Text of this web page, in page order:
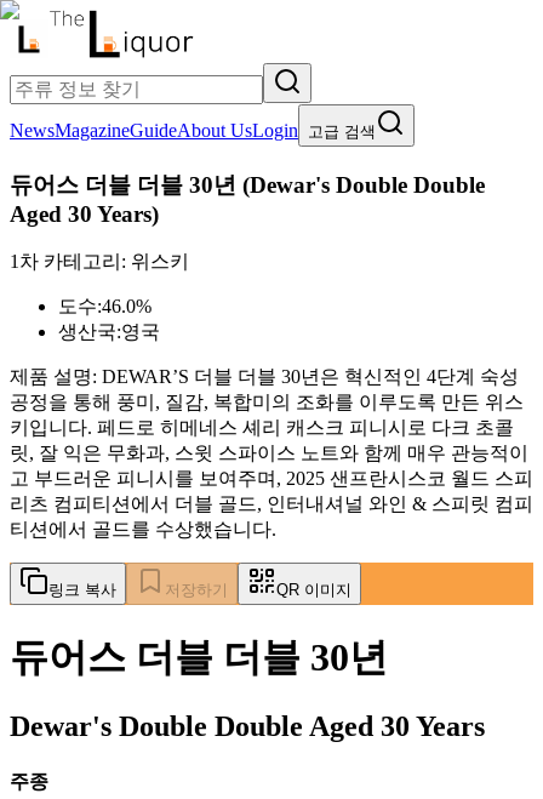
NewsMagazineGuideAbout UsLogin 고급 검색
듀어스 더블 더블 30년 (Dewar's Double Double
Aged 30 Years)
1차 카테고리: 위스키
도수:46.0%
생산국:영국
제품 설명: DEWAR’S 더블 더블 30년은 혁신적인 4단계 숙성
공정을 통해 풍미, 질감, 복합미의 조화를 이루도록 만든 위스
키입니다. 페드로 히메네스 셰리 캐스크 피니시로 다크 초콜
릿, 잘 익은 무화과, 스윗 스파이스 노트와 함께 매우 관능적이
고 부드러운 피니시를 보여주며, 2025 샌프란시스코 월드 스피
리츠 컴피티션에서 더블 골드, 인터내셔널 와인 & 스피릿 컴피
티션에서 골드를 수상했습니다.
링크 복사 저장하기 QR 이미지
듀어스 더블 더블 30년
Dewar's Double Double Aged 30 Years
주종